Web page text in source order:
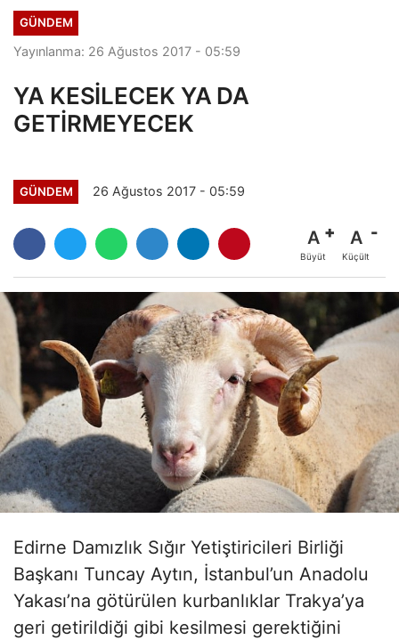
GÜNDEM
Yayınlanma: 26 Ağustos 2017 - 05:59
YA KESİLECEK YA DA
GETİRMEYECEK
GÜNDEM 26 Ağustos 2017 - 05:59
A
Büyüt
A
Küçült
Edirne Damızlık Sığır Yetiştiricileri Birliği
Başkanı Tuncay Aytın, İstanbul’un Anadolu
Yakası’na götürülen kurbanlıklar Trakya’ya
geri getirildiği gibi kesilmesi gerektiğini